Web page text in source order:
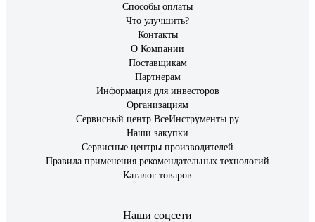
Способы оплаты
Что улучшить?
Контакты
О Компании
Поставщикам
Партнерам
Информация для инвесторов
Организациям
Сервисный центр ВсеИнструменты.ру
Наши закупки
Сервисные центры производителей
Правила применения рекомендательных технологий
Каталог товаров
Наши соцсети